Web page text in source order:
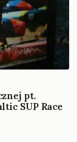
pt.
SUP Race